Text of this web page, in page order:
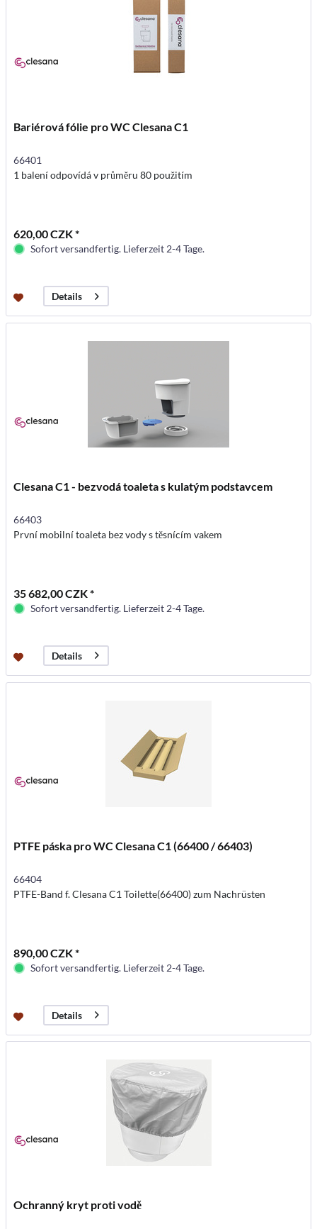
Bariérová fólie pro WC Clesana C1
66401
1 balení odpovídá v průměru 80 použitím
620,00 CZK *
Sofort versandfertig. Lieferzeit 2-4 Tage.
Details
Clesana C1 - bezvodá toaleta s kulatým podstavcem
66403
První mobilní toaleta bez vody s těsnícím vakem
35 682,00 CZK *
Sofort versandfertig. Lieferzeit 2-4 Tage.
Details
PTFE páska pro WC Clesana C1 (66400 / 66403)
66404
PTFE-Band f. Clesana C1 Toilette(66400) zum Nachrüsten
890,00 CZK *
Sofort versandfertig. Lieferzeit 2-4 Tage.
Details
Ochranný kryt proti vodě